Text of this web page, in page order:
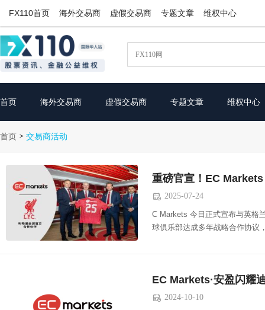
FX110首页 海外交易商 虚假交易商 专题文章 维权中心
首页 海外交易商 虚假交易商 专题文章 维权中心
首页 > 交易商活动
 2025-07-24
C Markets 今日正式宣布与英格
球俱乐部达成多年战略合作协议
 2024-10-10